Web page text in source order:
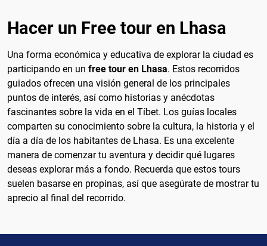
Hacer un Free tour en Lhasa
Una forma económica y educativa de explorar la ciudad es
participando en un free tour en Lhasa. Estos recorridos
guiados ofrecen una visión general de los principales
puntos de interés, así como historias y anécdotas
fascinantes sobre la vida en el Tíbet. Los guías locales
comparten su conocimiento sobre la cultura, la historia y el
día a día de los habitantes de Lhasa. Es una excelente
manera de comenzar tu aventura y decidir qué lugares
deseas explorar más a fondo. Recuerda que estos tours
suelen basarse en propinas, así que asegúrate de mostrar tu
aprecio al final del recorrido.